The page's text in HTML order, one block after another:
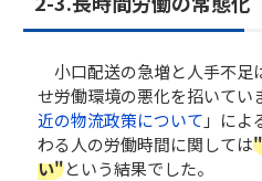
小口配送の急増と人手不足
せ労働環境の悪化を招いてい
近の物流政策について 」によ
わる人の労働時間に関しては
い"という結果でした。